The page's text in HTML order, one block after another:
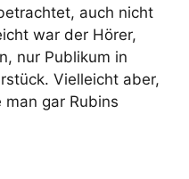
auch nicht
war der Hörer,
nur Publikum in
Vielleicht aber,
gar Rubins